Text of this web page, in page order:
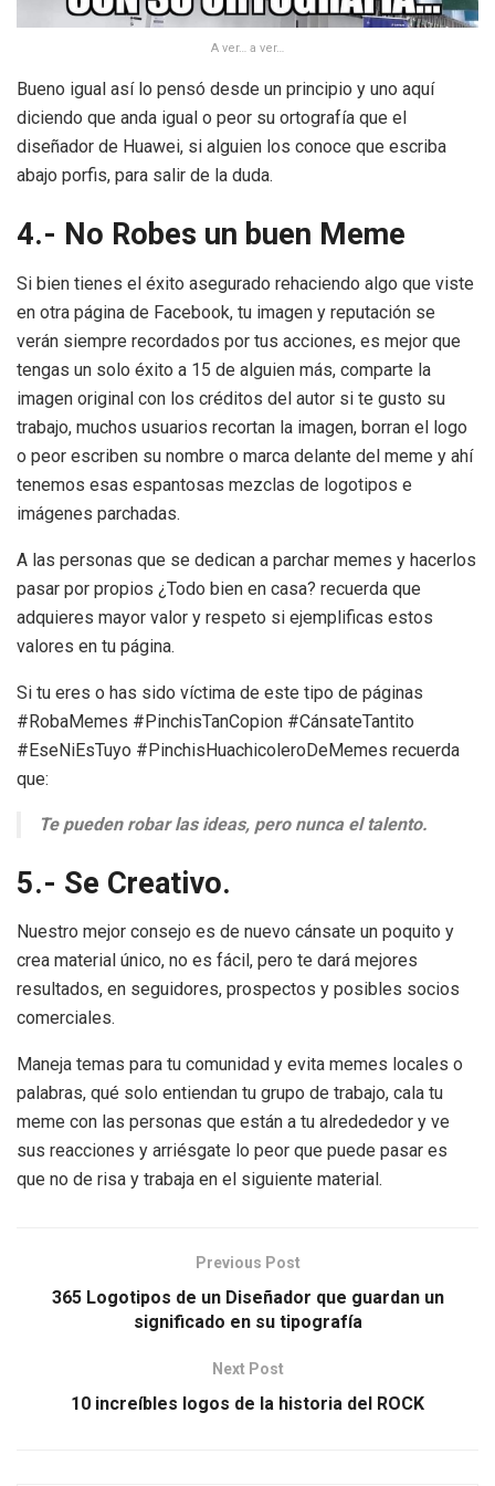
A ver… a ver…
Bueno igual así lo pensó desde un principio y uno aquí
diciendo que anda igual o peor su ortografía que el
diseñador de Huawei, si alguien los conoce que escriba
abajo porfis, para salir de la duda.
4.- No Robes un buen Meme
Si bien tienes el éxito asegurado rehaciendo algo que viste
en otra página de Facebook, tu imagen y reputación se
verán siempre recordados por tus acciones, es mejor que
tengas un solo éxito a 15 de alguien más, comparte la
imagen original con los créditos del autor si te gusto su
trabajo, muchos usuarios recortan la imagen, borran el logo
o peor escriben su nombre o marca delante del meme y ahí
tenemos esas espantosas mezclas de logotipos e
imágenes parchadas.
A las personas que se dedican a parchar memes y hacerlos
pasar por propios ¿Todo bien en casa? recuerda que
adquieres mayor valor y respeto si ejemplificas estos
valores en tu página.
Si tu eres o has sido víctima de este tipo de páginas
#RobaMemes #PinchisTanCopion #CánsateTantito
#EseNiEsTuyo #PinchisHuachicoleroDeMemes recuerda
que:
Te pueden robar las ideas, pero nunca el talento.
5.- Se Creativo.
Nuestro mejor consejo es de nuevo cánsate un poquito y
crea material único, no es fácil, pero te dará mejores
resultados, en seguidores, prospectos y posibles socios
comerciales.
Maneja temas para tu comunidad y evita memes locales o
palabras, qué solo entiendan tu grupo de trabajo, cala tu
meme con las personas que están a tu alredededor y ve
sus reacciones y arriésgate lo peor que puede pasar es
que no de risa y trabaja en el siguiente material.
Previous Post
365 Logotipos de un Diseñador que guardan un
significado en su tipografía
Next Post
10 increíbles logos de la historia del ROCK